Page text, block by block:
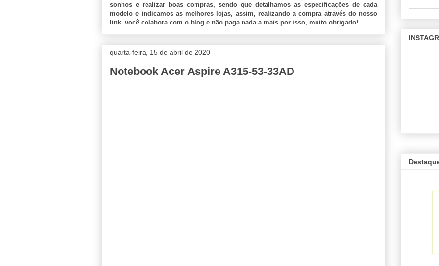
sonhos e realizar boas compras, sendo que detalhamos as especificações de cada
modelo e indicamos as melhores lojas, assim, realizando a compra através do nosso
link, você colabora com o blog e não paga nada a mais por isso, muito obrigado!
quarta-feira, 15 de abril de 2020
Notebook Acer Aspire A315-53-33AD